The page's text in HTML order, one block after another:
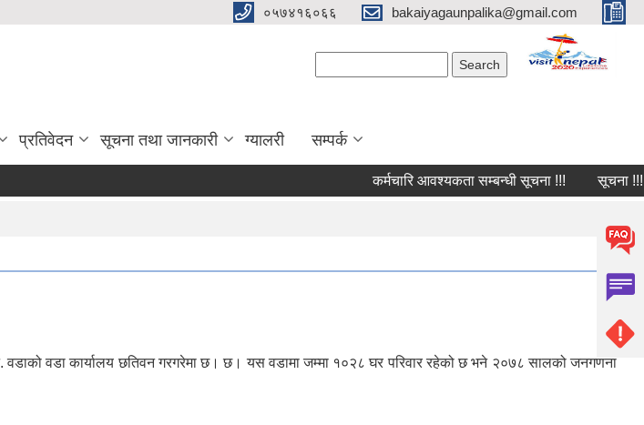
०५७४१६०६६ bakaiyagaunpalika@gmail.com
प्रतिवेदन सूचना तथा जानकारी ग्यालरी सम्पर्क
कर्मचारि आवश्यकता सम्बन्धी सूचना !!! सूचना !!!
वडा कार्यालय छतिवन गरगरेमा छ। छ। यस वडामा जम्मा १०२८ घर परिवार रहेको छ भने २०७८ सालको जनगणना